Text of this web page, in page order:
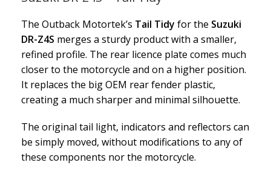
The Outback Motortek’s Tail Tidy for the Suzuki
DR-Z4S merges a sturdy product with a smaller,
refined profile. The rear licence plate comes much
closer to the motorcycle and on a higher position.
It replaces the big OEM rear fender plastic,
creating a much sharper and minimal silhouette.
The original tail light, indicators and reflectors can
be simply moved, without modifications to any of
these components nor the motorcycle.